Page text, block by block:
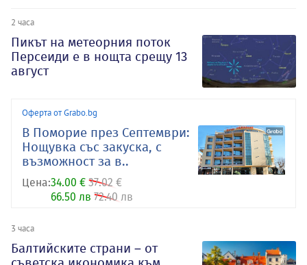
2 часа
Пикът на метеорния поток
Персеиди е в нощта срещу 13
август
Оферта от Grabo.bg
В Поморие през Септември:
Нощувка със закуска, с
възможност за в..
Цена:34.00 € 37.02 €
66.50 лв 72.40 лв
3 часа
Балтийските страни – от